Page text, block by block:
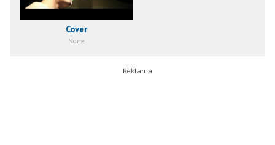
Cover
None